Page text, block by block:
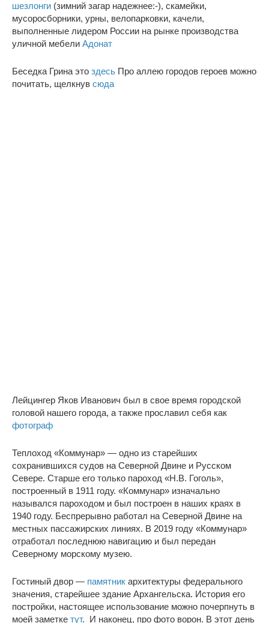
шезлонги (зимний загар надежнее:-), скамейки,
мусоросборники, урны, велопарковки, качели,
выполненные лидером России на рынке производства
уличной мебели Адонат
Беседка Грина это здесь Про аллею городов героев можно
почитать, щелкнув сюда
Лейцингер Яков Иванович был в свое время городской
головой нашего города, а также прославил себя как
фотограф
Теплоход «Коммунар» — одно из старейших
сохранившихся судов на Северной Двине и Русском
Севере. Старше его только пароход «Н.В. Гоголь»,
построенный в 1911 году. «Коммунар» изначально
назывался пароходом и был построен в наших краях в
1940 году. Беспрерывно работал на Северной Двине на
местных пассажирских линиях. В 2019 году «Коммунар»
отработал последнюю навигацию и был передан
Северному морскому музею.
Гостиный двор — памятник архитектуры федерального
значения, старейшее здание Архангельска. История его
постройки, настоящее использование можно почерпнуть в
моей заметке тут. И наконец, про фото ворон. В этот день